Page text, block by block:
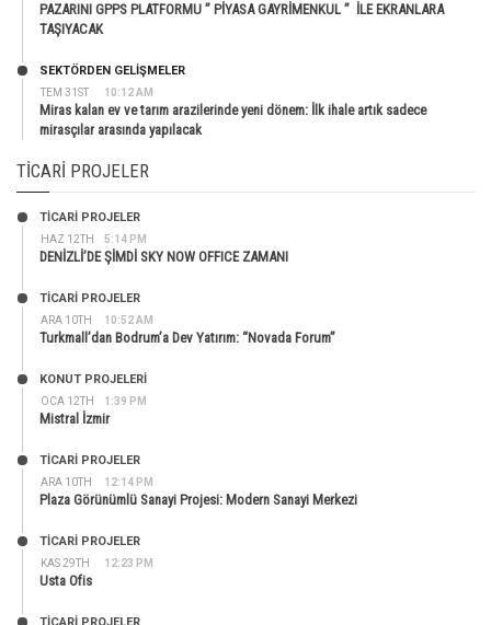
PAZARINI GPPS PLATFORMU ” PİYASA GAYRİMENKUL ” İLE EKRANLARA
TAŞIYACAK
TEM 31ST 10:12 AM
SEKTÖRDEN GELIŞMELER
Miras kalan ev ve tarım arazilerinde yeni dönem: İlk ihale artık sadece
mirasçılar arasında yapılacak
TICARI PROJELER
HAZ 12TH 5:14 PM
TİCARİ PROJELER
DENİZLİ’DE ŞİMDİ SKY NOW OFFICE ZAMANI
ARA 10TH 10:52 AM
TİCARİ PROJELER
Turkmall’dan Bodrum’a Dev Yatırım: “Novada Forum”
OCA 12TH 1:39 PM
KONUT PROJELERI
Mistral İzmir
ARA 10TH 12:14 PM
TİCARİ PROJELER
Plaza Görünümlü Sanayi Projesi: Modern Sanayi Merkezi
KAS 29TH 12:23 PM
TİCARİ PROJELER
Usta Ofis